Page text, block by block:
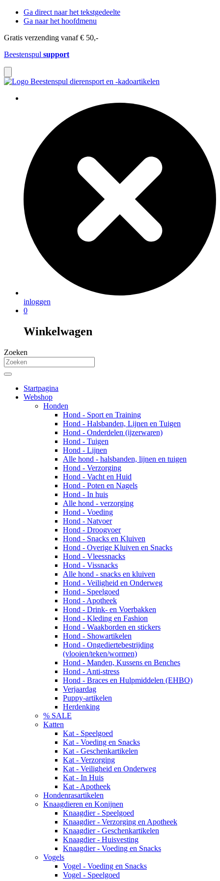
Ga direct naar het tekstgedeelte
Ga naar het hoofdmenu
Gratis verzending vanaf € 50,-
Beestenspul support
inloggen
0
Winkelwagen
Zoeken
Startpagina
Webshop
Honden
Hond - Sport en Training
Hond - Halsbanden, Lijnen en Tuigen
Hond - Onderdelen (ijzerwaren)
Hond - Tuigen
Hond - Lijnen
Alle hond - halsbanden, lijnen en tuigen
Hond - Verzorging
Hond - Vacht en Huid
Hond - Poten en Nagels
Hond - In huis
Alle hond - verzorging
Hond - Voeding
Hond - Natvoer
Hond - Droogvoer
Hond - Snacks en Kluiven
Hond - Overige Kluiven en Snacks
Hond - Vleessnacks
Hond - Vissnacks
Alle hond - snacks en kluiven
Hond - Veiligheid en Onderweg
Hond - Speelgoed
Hond - Apotheek
Hond - Drink- en Voerbakken
Hond - Kleding en Fashion
Hond - Waakborden en stickers
Hond - Showartikelen
Hond - Ongediertebestrijding
(vlooien/teken/wormen)
Hond - Manden, Kussens en Benches
Hond - Anti-stress
Hond - Braces en Hulpmiddelen (EHBO)
Verjaardag
Puppy-artikelen
Herdenking
% SALE
Katten
Kat - Speelgoed
Kat - Voeding en Snacks
Kat - Geschenkartikelen
Kat - Verzorging
Kat - Veiligheid en Onderweg
Kat - In Huis
Kat - Apotheek
Hondenrasartikelen
Knaagdieren en Konijnen
Knaagdier - Speelgoed
Knaagdier - Verzorging en Apotheek
Knaagdier - Geschenkartikelen
Knaagdier - Huisvesting
Knaagdier - Voeding en Snacks
Vogels
Vogel - Voeding en Snacks
Vogel - Speelgoed